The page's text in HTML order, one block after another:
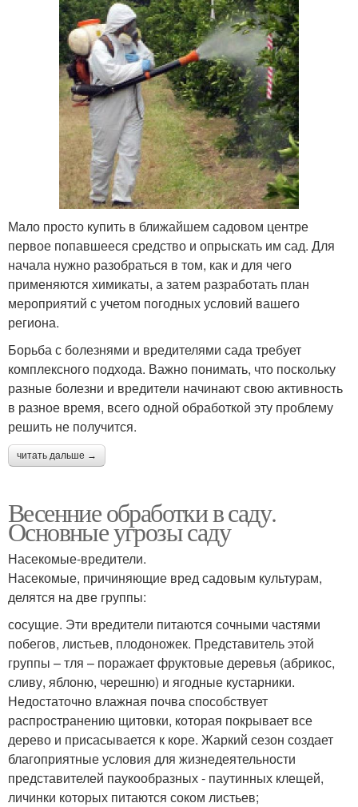
Мало просто купить в ближайшем садовом центре
первое попавшееся средство и опрыскать им сад. Для
начала нужно разобраться в том, как и для чего
применяются химикаты, а затем разработать план
мероприятий с учетом погодных условий вашего
региона.
Борьба с болезнями и вредителями сада требует
комплексного подхода. Важно понимать, что поскольку
разные болезни и вредители начинают свою активность
в разное время, всего одной обработкой эту проблему
решить не получится.
читать дальше →
Весенние обработки в саду.
Основные угрозы саду
Насекомые-вредители.
Насекомые, причиняющие вред садовым культурам,
делятся на две группы:
сосущие. Эти вредители питаются сочными частями
побегов, листьев, плодоножек. Представитель этой
группы – тля – поражает фруктовые деревья (абрикос,
сливу, яблоню, черешню) и ягодные кустарники.
Недостаточно влажная почва способствует
распространению щитовки, которая покрывает все
дерево и присасывается к коре. Жаркий сезон создает
благоприятные условия для жизнедеятельности
представителей паукообразных - паутинных клещей,
личинки которых питаются соком листьев;